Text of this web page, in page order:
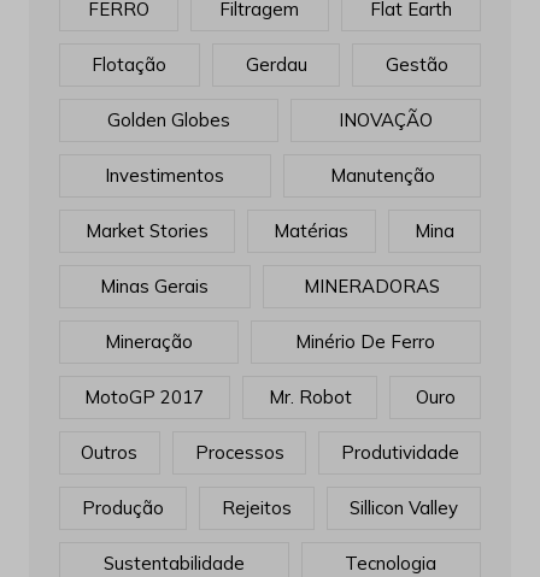
FERRO Filtragem Flat Earth
Flotação Gerdau Gestão
Golden Globes INOVAÇÃO
Investimentos Manutenção
Market Stories Matérias Mina
Minas Gerais MINERADORAS
Mineração Minério De Ferro
MotoGP 2017 Mr. Robot Ouro
Outros Processos Produtividade
Produção Rejeitos Sillicon Valley
Sustentabilidade Tecnologia